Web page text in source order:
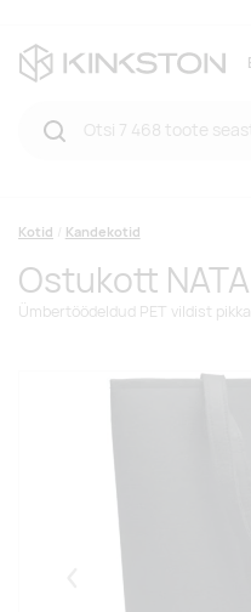
Kotid Kandekotid
Ostukott NATA
Ümbertöödeldud PET vildist